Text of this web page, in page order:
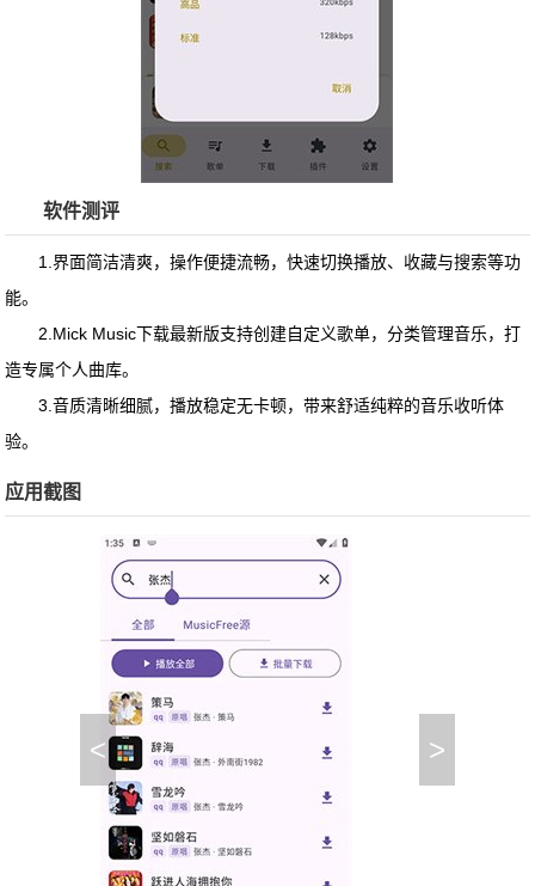
软件测评
1.界面简洁清爽，操作便捷流畅，快速切换播放、收藏与搜索等功
能。
2.Mick Music下载最新版支持创建自定义歌单，分类管理音乐，打
造专属个人曲库。
3.音质清晰细腻，播放稳定无卡顿，带来舒适纯粹的音乐收听体
验。
应用截图
< >